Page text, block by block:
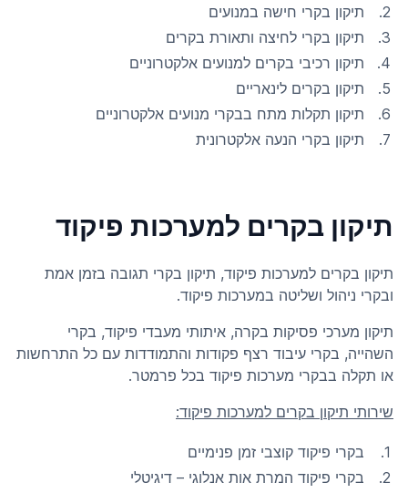
תיקון בקרי חישה במנועים
תיקון בקרי לחיצה ותאורת בקרים
תיקון רכיבי בקרים למנועים אלקטרוניים
תיקון בקרים לינאריים
תיקון תקלות מתח בבקרי מנועים אלקטרוניים
תיקון בקרי הנעה אלקטרונית
תיקון בקרים למערכות פיקוד
תיקון בקרים למערכות פיקוד, תיקון בקרי תגובה בזמן אמת
ובקרי ניהול ושליטה במערכות פיקוד.
תיקון מערכי פסיקות בקרה, איתותי מעבדי פיקוד, בקרי
השהייה, בקרי עיבוד רצף פקודות והתמודדות עם כל התרחשות
או תקלה בבקרי מערכות פיקוד בכל פרמטר.
שירותי תיקון בקרים למערכות פיקוד:
בקרי פיקוד קוצבי זמן פנימיים
בקרי פיקוד המרת אות אנלוגי – דיגיטלי